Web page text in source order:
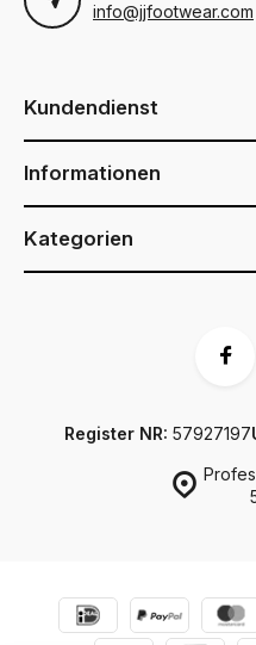
info@jjfootwear.com
Kundendienst
Informationen
Kategorien
Register NR: 57927197